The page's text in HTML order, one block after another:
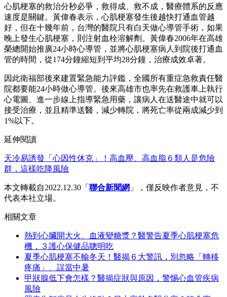
心肌梗塞的救治分秒必爭，救得成、救不成，醫療體系的反應
速度是關鍵。黃偉春表示，心肌梗塞發生後越快打通血管越
好，但在十幾年前，台灣的醫院只有白天做心導管手術，如果
晚上發生心肌梗塞，則注射血栓溶解劑。黃偉春2006年在高雄
榮總開始推廣24小時心導管，並將心肌梗塞病人到院後打通血
管的時間，從174分鐘縮短到平均28分鐘，治療成效卓著。
因此衛福部後來建置緊急能力評鑑，全國所有重症急救責任醫
院都要能24小時做心導管。後來高雄市也率先在救護車上執行
心電圖、進一步線上指導緊急用藥，讓病人在送醫途中就可以
接受治療，並且精準送醫，減少轉院，將死亡率從兩成減少到
1%以下。
延伸閱讀
天冷易誘發「心因性休克」！高血壓、高血脂６類人是危險
群，這樣吃降風險
本文轉載自2022.12.30「 聯合新聞網 」，僅反映作者意見，不
代表本社立場。
相關文章
熱到心臟開大火、血液變糖漿？醫警告夏季心肌梗塞危
機，３護心保健品聰明吃
夏季心肌梗塞不輸冬天！醫揭６大警訊，別忽略「轉移
疼痛」、誤當中暑
甲狀腺低下會怎樣？醫揭症狀與原因，警惕心血管疾病
風險